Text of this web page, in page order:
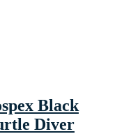
Black
Diver